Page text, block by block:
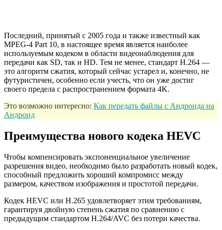
Последний, принятый с 2005 года и также известный как
MPEG-4 Part 10, в настоящее время является наиболее
используемым кодеком в области видеонаблюдения для
передачи как SD, так и HD. Тем не менее, стандарт H.264 —
это алгоритм сжатия, который сейчас устарел и, конечно, не
футуристичен, особенно если учесть, что он уже достиг
своего предела с распространением формата 4K.
Это возможно интересно: Как передать файлы с Андроида на
Андроид
Преимущества нового кодека HEVC
Чтобы компенсировать экспоненциальное увеличение
разрешения видео, необходимо было разработать новый кодек,
способный предложить хороший компромисс между
размером, качеством изображения и простотой передачи.
Кодек HEVC или H.265 удовлетворяет этим требованиям,
гарантируя двойную степень сжатия по сравнению с
предыдущим стандартом H.264/AVC без потери качества.